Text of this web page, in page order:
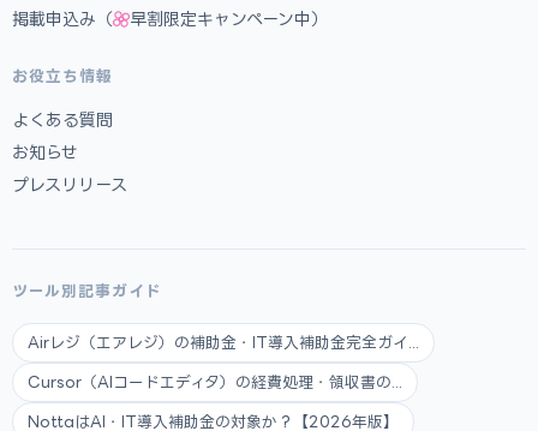
掲載申込み（
早割限定キャンペーン中）
お役立ち情報
よくある質問
お知らせ
プレスリリース
ツール別記事ガイド
Airレジ（エアレジ）の補助金・IT導入補助金完全ガイ...
Cursor（AIコードエディタ）の経費処理・領収書の...
NottaはAI・IT導入補助金の対象か？【2026年版】